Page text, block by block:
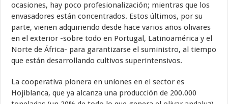
ocasiones, hay poco profesionalización; mientras que los
envasadores están concentrados. Estos últimos, por su
parte, vienen adquiriendo desde hace varios años olivares
en el exterior -sobre todo en Portugal, Latinoamérica y el
Norte de África- para garantizarse el suministro, al tiempo
que están desarrollando cultivos superintensivos.
La cooperativa pionera en uniones en el sector es
Hojiblanca, que ya alcanza una producción de 200.000